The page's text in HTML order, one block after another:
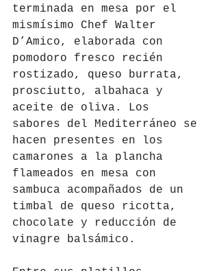
terminada en mesa por el
mismísimo Chef Walter
D’Amico, elaborada con
pomodoro fresco recién
rostizado, queso burrata,
prosciutto, albahaca y
aceite de oliva. Los
sabores del Mediterráneo se
hacen presentes en los
camarones a la plancha
flameados en mesa con
sambuca acompañados de un
timbal de queso ricotta,
chocolate y reducción de
vinagre balsámico.